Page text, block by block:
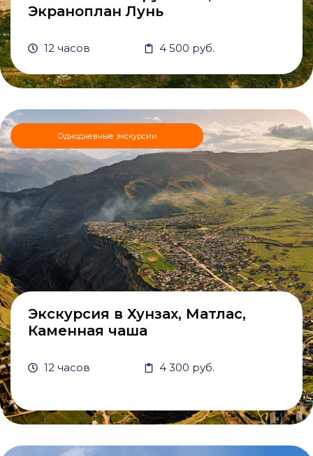
Экраноплан Лунь
12 часов 4 500 руб.
Однодневные экскурсии
Экскурсия в Хунзах, Матлас,
Каменная чаша
12 часов 4 300 руб.